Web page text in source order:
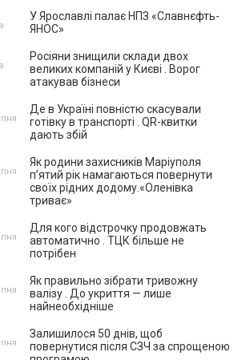
У Ярославлі палає НПЗ «Славнєфть-
ЯНОС»
Росіяни знищили склади двох
великих компаній у Києві . Ворог
атакував бізнеси
Де в Україні повністю скасували
готівку в транспорті . QR-квитки
дають збій
Як родини захисників Маріуполя
пʼятий рік намагаються повернути
своїх рідних додому.«Оленівка
триває»
Для кого відстрочку продовжать
автоматично . ТЦК більше не
потрібен
Як правильно зібрати тривожну
валізу . До укриття — лише
найнеобхідніше
Залишилося 50 днів, щоб
повернутися після СЗЧ за спрощеною